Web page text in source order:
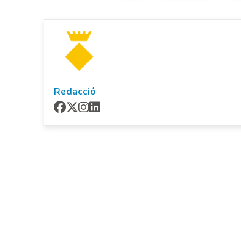
Redacció